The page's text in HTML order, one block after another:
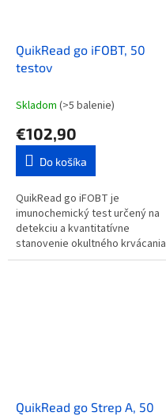
QuikRead go iFOBT, 50
testov
Skladom (>5 balenie)
€102,90
Do košíka
QuikRead go iFOBT je
imunochemický test určený na
detekciu a kvantitatívne
stanovenie okultného krvácania
vo vzorkách ľudskej stolice v
QuikRead go Strep A, 50